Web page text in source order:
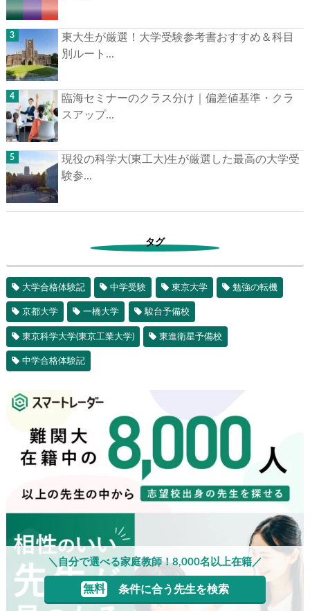
東大生が厳選！大学受験参考書おすすめ＆科目
別ルート...
臨海セミナーのクラス分け｜偏差値基準・クラ
スアップ...
現役の科学大(東工大)生が厳選した最高の大学受
験参...
タグ
大学合格体験記 中学受験 東京大学 勉強の転機
京都大学 一橋大学 駿台予備校
東京科学大学(東京工業大学) 東進衛星予備校
中学合格体験記
＼自分で選べる家庭教師！8,000名以上在籍／
無料 条件に合う先生を検索